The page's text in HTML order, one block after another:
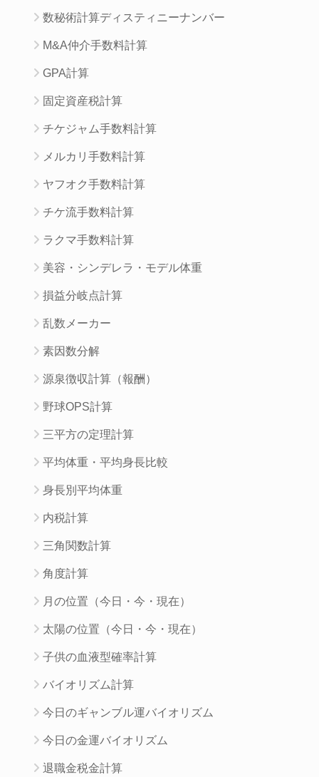
数秘術計算ディスティニーナンバー
M&A仲介手数料計算
GPA計算
固定資産税計算
チケジャム手数料計算
メルカリ手数料計算
ヤフオク手数料計算
チケ流手数料計算
ラクマ手数料計算
美容・シンデレラ・モデル体重
損益分岐点計算
乱数メーカー
素因数分解
源泉徴収計算（報酬）
野球OPS計算
三平方の定理計算
平均体重・平均身長比較
身長別平均体重
内税計算
三角関数計算
角度計算
月の位置（今日・今・現在）
太陽の位置（今日・今・現在）
子供の血液型確率計算
バイオリズム計算
今日のギャンブル運バイオリズム
今日の金運バイオリズム
退職金税金計算